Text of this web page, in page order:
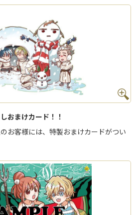
まけカード！！
お客様には、特製おまけカードがつい